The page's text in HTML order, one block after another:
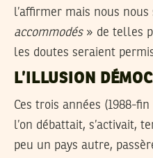
l’affirmer mais nous
accommodés» de telles
les doutes seraient
L’ILLUSION
Ces trois années (1988-
l’on débattait, s’activait,
peu un pays autre,